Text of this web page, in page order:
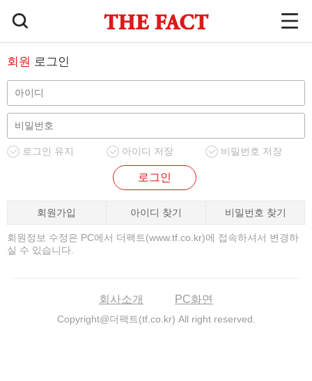
회원 로그인
로그인 유지 아이디 저장 비밀번호 저장
로그인
회원가입 아이디 찾기 비밀번호 찾기
회원정보 수정은 PC에서 더팩트(www.tf.co.kr)에 접속하셔서 변경하
실 수 있습니다.
회사소개 PC화면
Copyright@더팩트(tf.co.kr) All right reserved.